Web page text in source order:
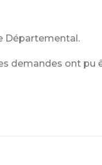
Départemental.
demandes ont pu